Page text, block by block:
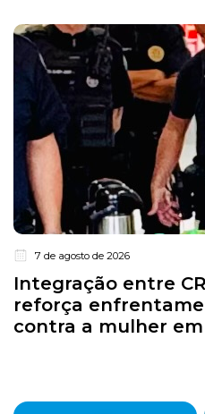
7 de agosto de 2026
Integração entre
reforça
contra a mulher